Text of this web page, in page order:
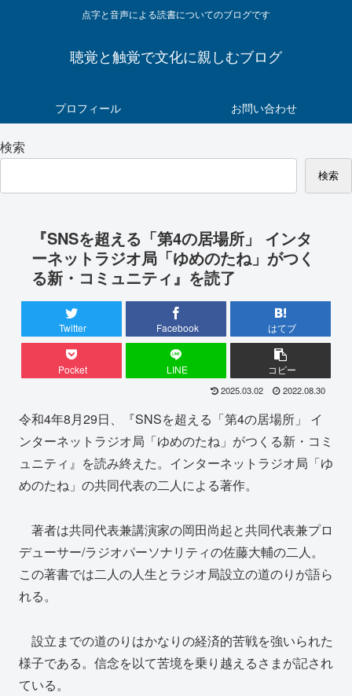
点字と音声による読書についてのブログです
聴覚と触覚で文化に親しむブログ
プロフィール お問い合わせ
検索
検索
『SNSを超える「第4の居場所」 インタ
ーネットラジオ局「ゆめのたね」がつく
る新・コミュニティ』を読了
Twitter Facebook はてブ
Pocket LINE コピー
2025.03.02 2022.08.30
令和4年8月29日、『SNSを超える「第4の居場所」 イ
ンターネットラジオ局「ゆめのたね」がつくる新・コミ
ュニティ』を読み終えた。インターネットラジオ局「ゆ
めのたね」の共同代表の二人による著作。
著者は共同代表兼講演家の岡田尚起と共同代表兼プロ
デューサー/ラジオパーソナリティの佐藤大輔の二人。
この著書では二人の人生とラジオ局設立の道のりが語ら
れる。
設立までの道のりはかなりの経済的苦戦を強いられた
様子である。信念を以て苦境を乗り越えるさまが記され
ている。